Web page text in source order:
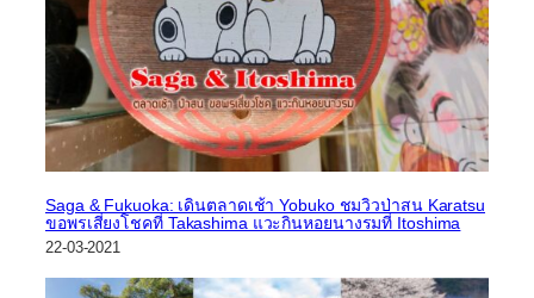
Saga & Fukuoka: เดินตลาดเช้า Yobuko ชมวิวป่าสน Karatsu
ขอพรเสี่ยงโชคที่ Takashima แวะกินหอยนางรมที่ Itoshima
22-03-2021